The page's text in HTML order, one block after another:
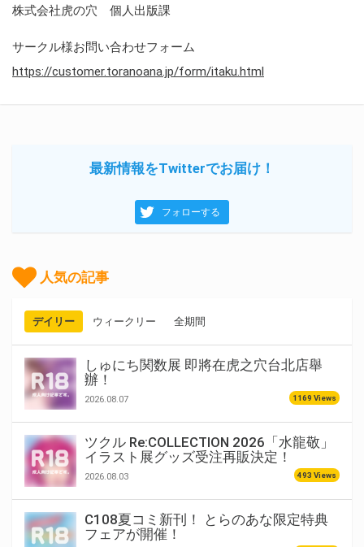
株式会社虎の穴 個人出版課
サークル様お問い合わせフォーム
https://customer.toranoana.jp/form/itaku.html
最新情報をTwitterでお届け！
フォローする
人気の記事
デイリー ウィークリー 全期間
しゅにち関数展 即將在虎之穴台北店舉
辦！
2026.08.07 1169 Views
ツクル Re:COLLECTION 2026「水龍敬」
イラスト展グッズ受注再販決定！
2026.08.03 493 Views
C108夏コミ新刊！ とらのあな限定特典
フェアが開催！